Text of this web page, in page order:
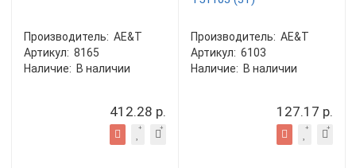
Производитель: AE&T
Артикул: 8165
Наличие: В наличии
412.28 р.
Производитель: AE&T
Артикул: 6103
Наличие: В наличии
127.17 р.